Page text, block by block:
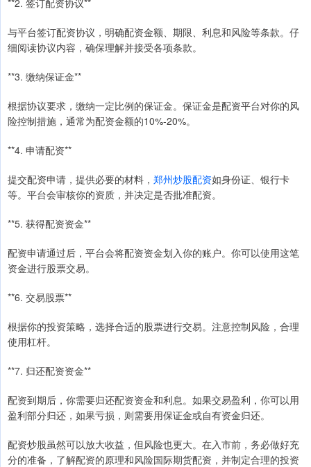
**2. 签订配资协议**
与平台签订配资协议，明确配资金额、期限、利息和风险等条款。仔
细阅读协议内容，确保理解并接受各项条款。
**3. 缴纳保证金**
根据协议要求，缴纳一定比例的保证金。保证金是配资平台对你的风
险控制措施，通常为配资金额的10%-20%。
**4. 申请配资**
提交配资申请，提供必要的材料， 郑州炒股配资如身份证、银行卡
等。平台会审核你的资质，并决定是否批准配资。
**5. 获得配资资金**
配资申请通过后，平台会将配资资金划入你的账户。你可以使用这笔
资金进行股票交易。
**6. 交易股票**
根据你的投资策略，选择合适的股票进行交易。注意控制风险，合理
使用杠杆。
**7. 归还配资资金**
配资到期后，你需要归还配资资金和利息。如果交易盈利，你可以用
盈利部分归还，如果亏损，则需要用保证金或自有资金归还。
配资炒股虽然可以放大收益，但风险也更大。在入市前，务必做好充
分的准备，了解配资的原理和风险国际期货配资，并制定合理的投资